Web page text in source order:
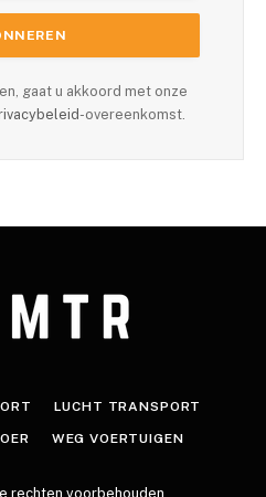
gaat u akkoord met onze
-overeenkomst.
LUCHT TRANSPORT
WEG VOERTUIGEN
rechten voorbehouden